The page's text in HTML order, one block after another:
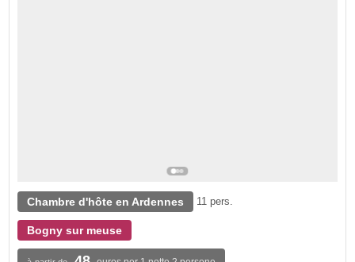
Chambre d'hôte en Ardennes 11 pers.
Bogny sur meuse